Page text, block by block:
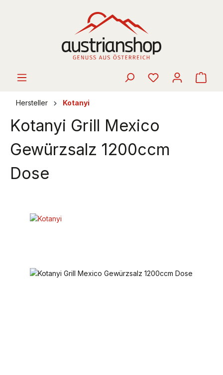
Hersteller Kotanyi
Kotanyi Grill Mexico
Gewürzsalz 1200ccm
Dose
Bildergalerie überspringen